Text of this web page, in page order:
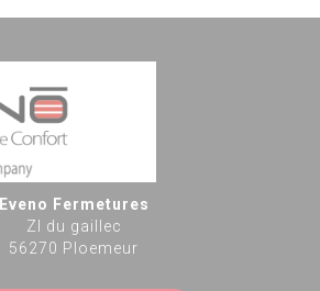
Eveno Fermetures
ZI du gaillec
56270 Ploemeur